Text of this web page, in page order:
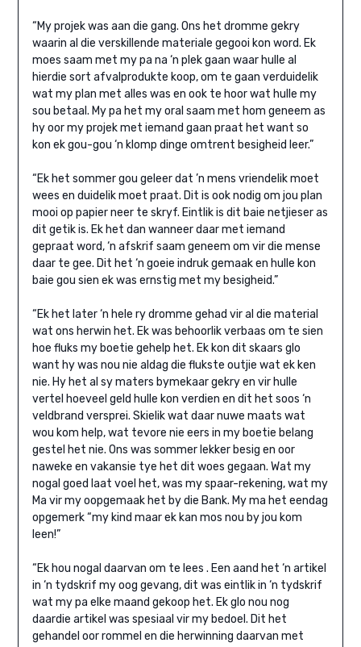
“My projek was aan die gang. Ons het dromme gekry
waarin al die verskillende materiale gegooi kon word. Ek
moes saam met my pa na ‘n plek gaan waar hulle al
hierdie sort afvalprodukte koop, om te gaan verduidelik
wat my plan met alles was en ook te hoor wat hulle my
sou betaal. My pa het my oral saam met hom geneem as
hy oor my projek met iemand gaan praat het want so
kon ek gou-gou ‘n klomp dinge omtrent besigheid leer.”
“Ek het sommer gou geleer dat ’n mens vriendelik moet
wees en duidelik moet praat. Dit is ook nodig om jou plan
mooi op papier neer te skryf. Eintlik is dit baie netjieser as
dit getik is. Ek het dan wanneer daar met iemand
gepraat word, ‘n afskrif saam geneem om vir die mense
daar te gee. Dit het ‘n goeie indruk gemaak en hulle kon
baie gou sien ek was ernstig met my besigheid.”
“Ek het later ‘n hele ry dromme gehad vir al die material
wat ons herwin het. Ek was behoorlik verbaas om te sien
hoe fluks my boetie gehelp het. Ek kon dit skaars glo
want hy was nou nie aldag die flukste outjie wat ek ken
nie. Hy het al sy maters bymekaar gekry en vir hulle
vertel hoeveel geld hulle kon verdien en dit het soos ‘n
veldbrand versprei. Skielik wat daar nuwe maats wat
wou kom help, wat tevore nie eers in my boetie belang
gestel het nie. Ons was sommer lekker besig en oor
naweke en vakansie tye het dit woes gegaan. Wat my
nogal goed laat voel het, was my spaar-rekening, wat my
Ma vir my oopgemaak het by die Bank. My ma het eendag
opgemerk “my kind maar ek kan mos nou by jou kom
leen!”
“Ek hou nogal daarvan om te lees . Een aand het ‘n artikel
in ‘n tydskrif my oog gevang, dit was eintlik in ‘n tydskrif
wat my pa elke maand gekoop het. Ek glo nou nog
daardie artikel was spesiaal vir my bedoel. Dit het
gehandel oor rommel en die herwinning daarvan met